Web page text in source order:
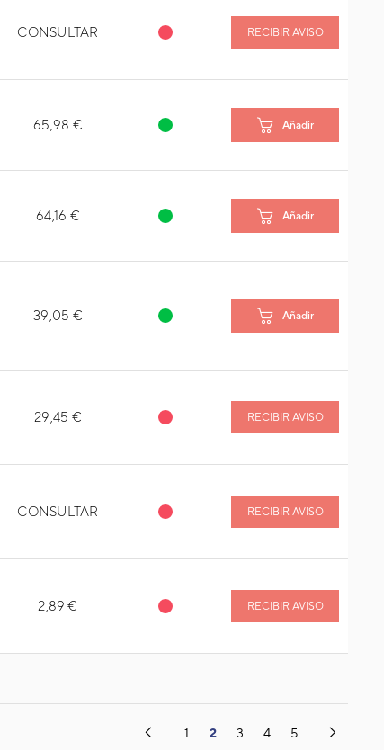
CONSULTAR RECIBIR AVISO
65,98 € Añadir
64,16 € Añadir
39,05 € Añadir
29,45 € RECIBIR AVISO
CONSULTAR RECIBIR AVISO
2,89 € RECIBIR AVISO
1 2(current)
3 4 5